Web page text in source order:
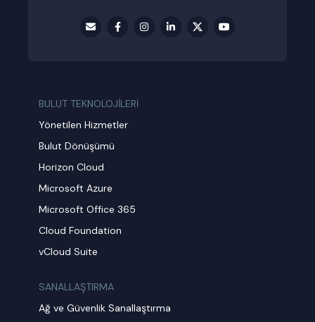
BULUT TEKNOLOJİLERİ
Yönetilen Hizmetler
Bulut Dönüşümü
Horizon Cloud
Microsoft Azure
Microsoft Office 365
Cloud Foundation
vCloud Suite
SANALLAŞTIRMA
Ağ ve Güvenlik Sanallaştırma